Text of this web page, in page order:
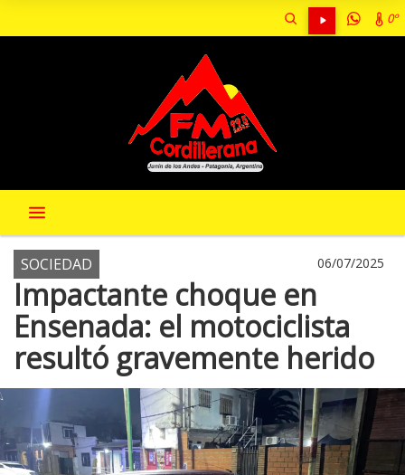
0º
SOCIEDAD 06/07/2025
Impactante choque en
Ensenada: el motociclista
resultó gravemente herido